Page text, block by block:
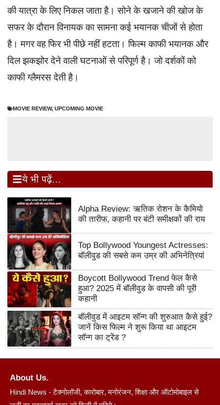
की यात्रा के लिए निकल जाता है। सोने के खजाने की खोज के
सफर के दौरान विनायक का सामना कई भयानक चीजों से होता
है। मगर वह फिर भी पीछे नहीं हटता। फिल्म काफी भयानक और
दिल झकझोर देने वाली घटनाओं से परिपूर्ण है। जो दर्शकों को
काफी ग्लैमरस देती है।
MOVIE REVIEW, UPCOMING MOVIE
ये भी पढ़ें...
Alpha Review: ऋतिक रोशन के कैमियो
की तारीफ, कहानी पर बंटी समीक्षकों की राय
Top Bollywood Youngest Actresses:
बॉलीवुड की सबसे कम उम्र की अभिनेत्रियां
Boycott Bollywood Trend फेल कैसे
हुआ? 2025 में बॉलीवुड के वापसी की पूरी
कहानी
बॉलीवुड में आइटम सॉन्ग की शुरुआत कैसे हुई?
जानें किस फिल्म ने शुरू किया था आइटम
सॉन्ग का ट्रेंड ?
About Us.
Hindi News - टेक्नोलॉजी, कारोबार, मनोरंजन, शिक्षा और ऑटोमोबाइल से